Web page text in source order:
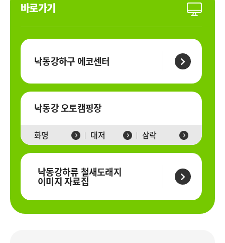
바로가기
낙동강하구 에코센터
낙동강 오토캠핑장
화명 대저 삼락
낙동강하류 철새도래지
이미지 자료집